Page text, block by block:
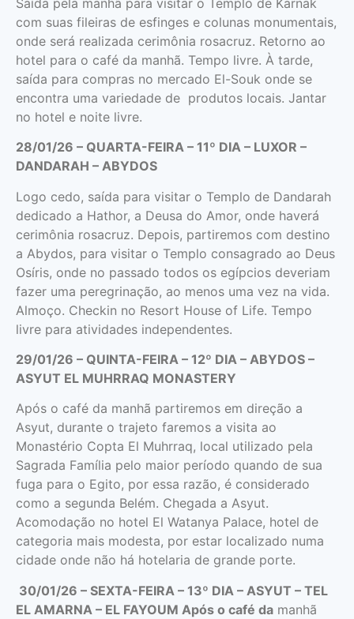
com suas fileiras de esfinges e colunas monumentais,
onde será realizada cerimônia rosacruz. Retorno ao
hotel para o café da manhã. Tempo livre. À tarde,
saída para compras no mercado El-Souk onde se
encontra uma variedade de produtos locais. Jantar
no hotel e noite livre.
28/01/26 – QUARTA-FEIRA – 11º DIA – LUXOR –
DANDARAH – ABYDOS
Logo cedo, saída para visitar o Templo de Dandarah
dedicado a Hathor, a Deusa do Amor, onde haverá
cerimônia rosacruz. Depois, partiremos com destino
a Abydos, para visitar o Templo consagrado ao Deus
Osíris, onde no passado todos os egípcios deveriam
fazer uma peregrinação, ao menos uma vez na vida.
Almoço. Checkin no Resort House of Life. Tempo
livre para atividades independentes.
29/01/26 – QUINTA-FEIRA – 12º DIA – ABYDOS –
ASYUT EL MUHRRAQ MONASTERY
Após o café da manhã partiremos em direção a
Asyut, durante o trajeto faremos a visita ao
Monastério Copta El Muhrraq, local utilizado pela
Sagrada Família pelo maior período quando de sua
fuga para o Egito, por essa razão, é considerado
como a segunda Belém. Chegada a Asyut.
Acomodação no hotel El Watanya Palace, hotel de
categoria mais modesta, por estar localizado numa
cidade onde não há hotelaria de grande porte.
30/01/26 – SEXTA-FEIRA – 13º DIA – ASYUT – TEL
EL AMARNA – EL FAYOUM Após o café da manhã